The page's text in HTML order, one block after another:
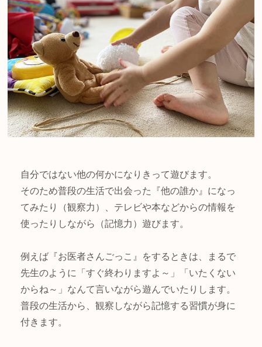
自分ではない他の何かになりきって遊びます。
そのため普段の生活で出会った『他の誰か』になっ
てみたり（観察力）、テレビや本などからの情報を
使ったりしながら（記憶力）遊びます。
例えば『お医者さんごっこ』をするときは、まるで
先生のように「すぐ終わりますよ～」「いたくない
からね～」なんて言いながら遊んでいたりします。
普段の生活から、観察しながら記憶する習慣が身に
付きます。